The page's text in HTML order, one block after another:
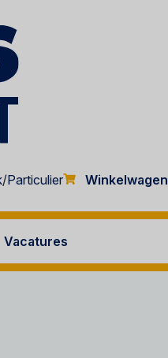
/Particulier Winkelwagen
Vacatures